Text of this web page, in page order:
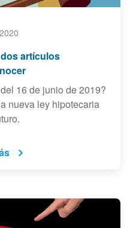
artículos
16 de junio de 2019?
nueva ley hipotecaria